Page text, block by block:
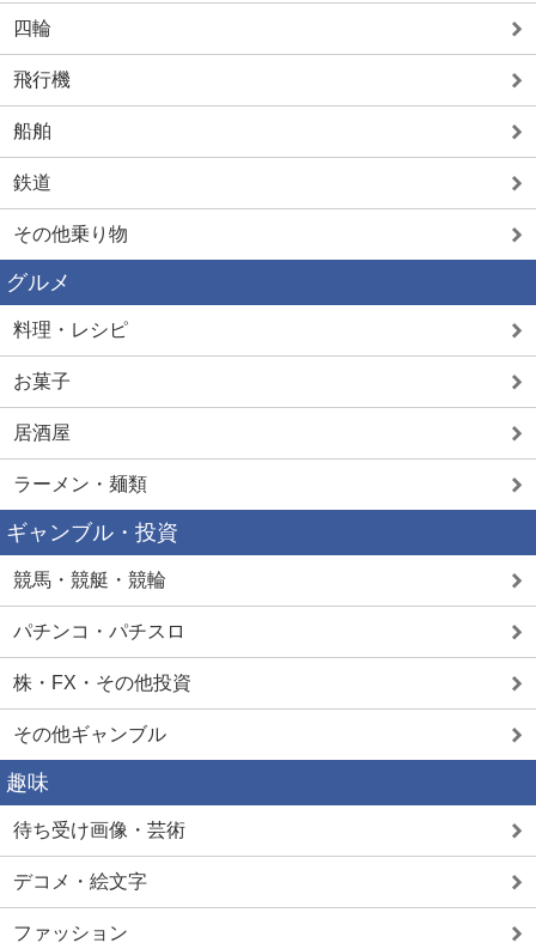
四輪
飛行機
船舶
鉄道
その他乗り物
グルメ
料理・レシピ
お菓子
居酒屋
ラーメン・麺類
ギャンブル・投資
競馬・競艇・競輪
パチンコ・パチスロ
株・FX・その他投資
その他ギャンブル
趣味
待ち受け画像・芸術
デコメ・絵文字
ファッション